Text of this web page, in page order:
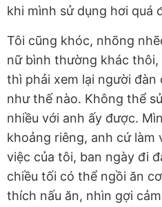
khi mình sử dụng hơi quá
Tôi cũng khóc, nhõng
nữ bình thường khác
thì phải xem lại người đàn
như thế nào. Không thể
nhiều với anh ấy được.
khoảng riêng, anh cứ làm
việc của tôi, ban ngày đi
chiều tối có thể ngồi ăn
thích nấu ăn, nhìn gợi